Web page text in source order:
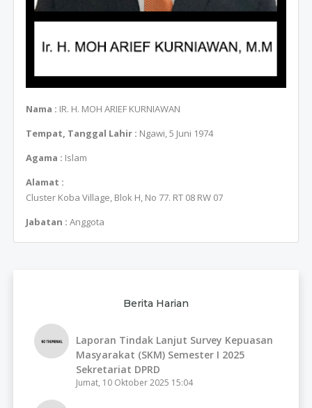
Nama : IR. H. MOH ARIEF KURNIAWAN
Tempat, Tanggal Lahir : Ngawi, 5 Juni 1974
Agama : Islam
Alamat :
Cluster Koba Village, Blok H, No 77. RT 08 RW 07
Jabatan : Anggota
Berita Harian
Laporan Tindak Lanjut Survey Kepuasan
Masyarakat (SKM) Semester I 2025
Sekretariat DPRD
Jumat, 10 Oktober 2025 15:04